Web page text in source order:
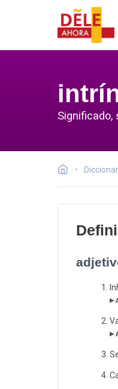
Significado,
▸
▸